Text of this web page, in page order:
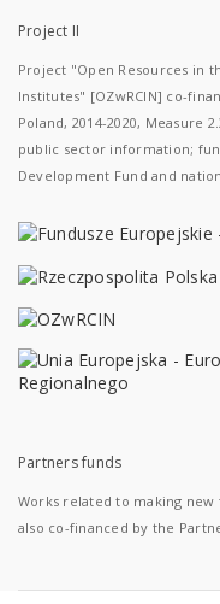
Project II
Project "Open Resources in
Institutes" [OZwRCIN] co-
Poland, 2014-2020, Measure
public sector information;
Development Fund and
Partners funds
Works related to making new
also co-financed by the